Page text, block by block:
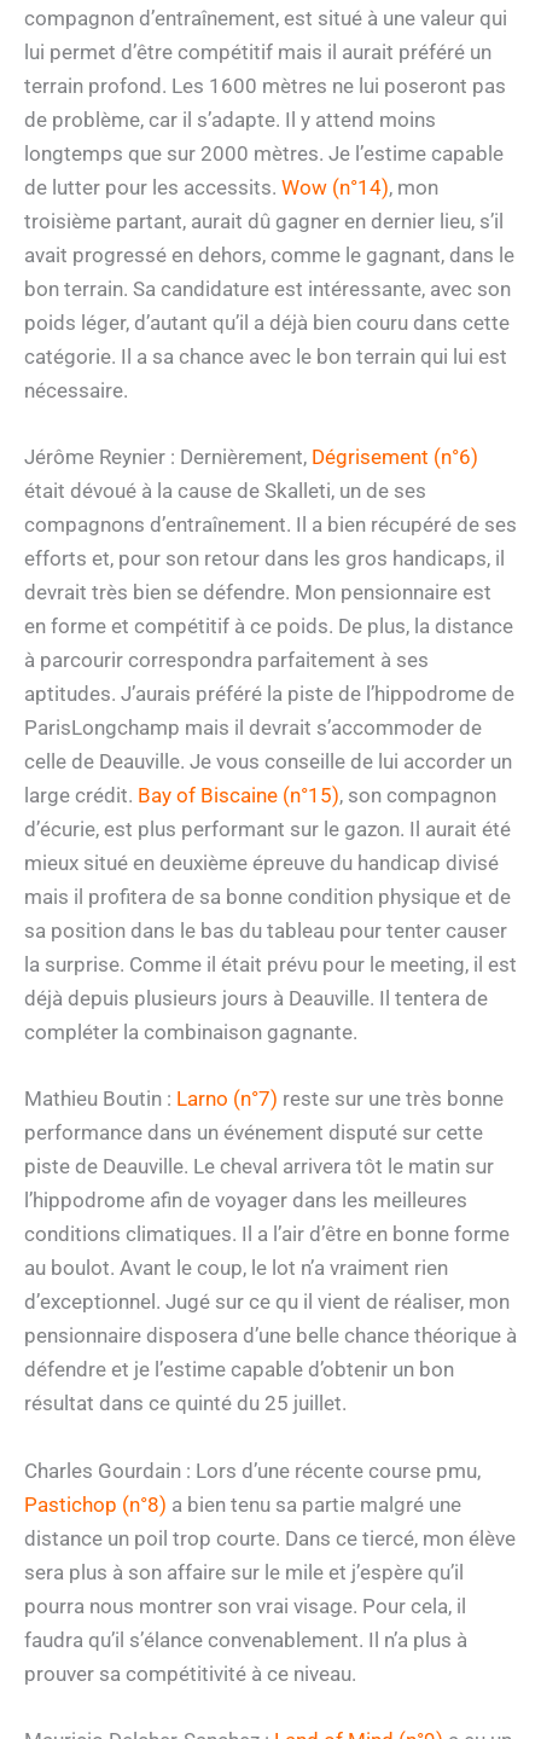
compagnon d’entraînement, est situé à une valeur qui
lui permet d’être compétitif mais il aurait préféré un
terrain profond. Les 1600 mètres ne lui poseront pas
de problème, car il s’adapte. Il y attend moins
longtemps que sur 2000 mètres. Je l’estime capable
de lutter pour les accessits. Wow (n°14), mon
troisième partant, aurait dû gagner en dernier lieu, s’il
avait progressé en dehors, comme le gagnant, dans le
bon terrain. Sa candidature est intéressante, avec son
poids léger, d’autant qu’il a déjà bien couru dans cette
catégorie. Il a sa chance avec le bon terrain qui lui est
nécessaire.
Jérôme Reynier : Dernièrement, Dégrisement (n°6)
était dévoué à la cause de Skalleti, un de ses
compagnons d’entraînement. Il a bien récupéré de ses
efforts et, pour son retour dans les gros handicaps, il
devrait très bien se défendre. Mon pensionnaire est
en forme et compétitif à ce poids. De plus, la distance
à parcourir correspondra parfaitement à ses
aptitudes. J’aurais préféré la piste de l’hippodrome de
ParisLongchamp mais il devrait s’accommoder de
celle de Deauville. Je vous conseille de lui accorder un
large crédit. Bay of Biscaine (n°15), son compagnon
d’écurie, est plus performant sur le gazon. Il aurait été
mieux situé en deuxième épreuve du handicap divisé
mais il profitera de sa bonne condition physique et de
sa position dans le bas du tableau pour tenter causer
la surprise. Comme il était prévu pour le meeting, il est
déjà depuis plusieurs jours à Deauville. Il tentera de
compléter la combinaison gagnante.
Mathieu Boutin : Larno (n°7) reste sur une très bonne
performance dans un événement disputé sur cette
piste de Deauville. Le cheval arrivera tôt le matin sur
l’hippodrome afin de voyager dans les meilleures
conditions climatiques. Il a l’air d’être en bonne forme
au boulot. Avant le coup, le lot n’a vraiment rien
d’exceptionnel. Jugé sur ce qu il vient de réaliser, mon
pensionnaire disposera d’une belle chance théorique à
défendre et je l’estime capable d’obtenir un bon
résultat dans ce quinté du 25 juillet.
Charles Gourdain : Lors d’une récente course pmu,
Pastichop (n°8) a bien tenu sa partie malgré une
distance un poil trop courte. Dans ce tiercé, mon élève
sera plus à son affaire sur le mile et j’espère qu’il
pourra nous montrer son vrai visage. Pour cela, il
faudra qu’il s’élance convenablement. Il n’a plus à
prouver sa compétitivité à ce niveau.